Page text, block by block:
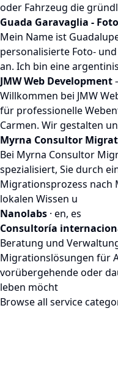
oder Fahrzeug die
Guada Garavaglia -
Mein Name ist
personalisierte Foto-
an. Ich bin eine
JMW Web Development
Willkommen bei JMW
für professionelle
Carmen. Wir gestalten
Myrna Consultor
Bei Myrna Consultor
spezialisiert, Sie durch
Migrationsprozess nach
lokalen Wissen u
Nanolabs · en, es
Consultoría
Beratung und
Migrationslösungen für
vorübergehende oder
leben möcht
Browse all service